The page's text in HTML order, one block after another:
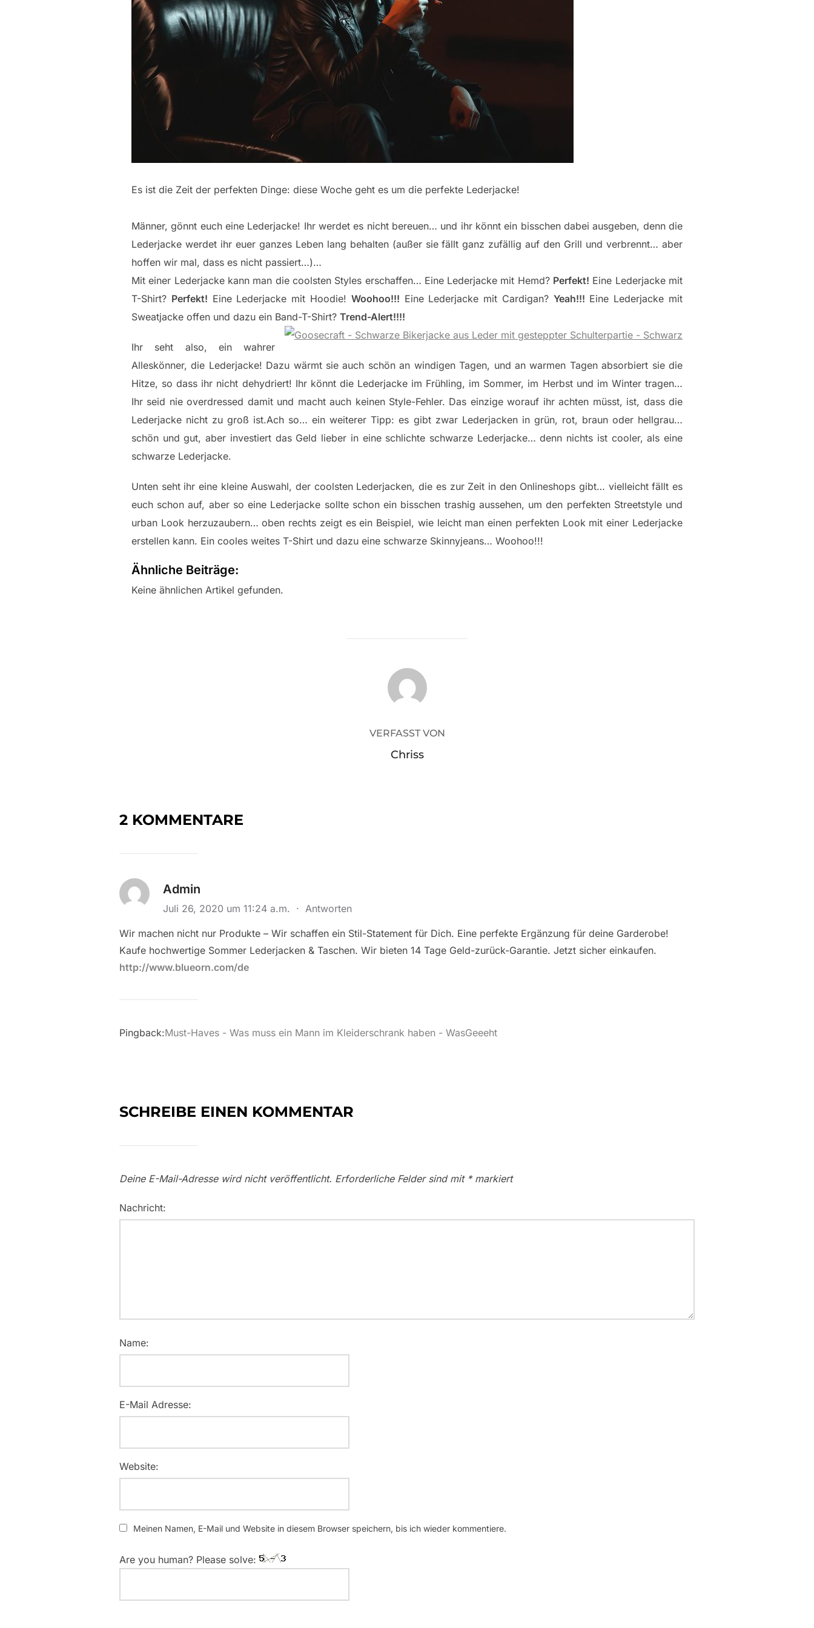
Es ist die Zeit der perfekten Dinge: diese Woche geht es um die perfekte Lederjacke!
Männer, gönnt euch eine Lederjacke! Ihr werdet es nicht bereuen… und ihr könnt ein bisschen dabei ausgeben, denn die
Lederjacke werdet ihr euer ganzes Leben lang behalten (außer sie fällt ganz zufällig auf den Grill und verbrennt… aber
hoffen wir mal, dass es nicht passiert…)…
Mit einer Lederjacke kann man die coolsten Styles erschaffen… Eine Lederjacke mit Hemd? Perfekt! Eine Lederjacke mit
T-Shirt? Perfekt! Eine Lederjacke mit Hoodie! Woohoo!!! Eine Lederjacke mit Cardigan? Yeah!!! Eine Lederjacke mit
Sweatjacke offen und dazu ein Band-T-Shirt? Trend-Alert!!!!
Ihr seht also, ein wahrer
Alleskönner, die Lederjacke! Dazu wärmt sie auch schön an windigen Tagen, und an warmen Tagen absorbiert sie die
Hitze, so dass ihr nicht dehydriert! Ihr könnt die Lederjacke im Frühling, im Sommer, im Herbst und im Winter tragen…
Ihr seid nie overdressed damit und macht auch keinen Style-Fehler. Das einzige worauf ihr achten müsst, ist, dass die
Lederjacke nicht zu groß ist.Ach so… ein weiterer Tipp: es gibt zwar Lederjacken in grün, rot, braun oder hellgrau…
schön und gut, aber investiert das Geld lieber in eine schlichte schwarze Lederjacke… denn nichts ist cooler, als eine
schwarze Lederjacke.
Unten seht ihr eine kleine Auswahl, der coolsten Lederjacken, die es zur Zeit in den Onlineshops gibt… vielleicht fällt es
euch schon auf, aber so eine Lederjacke sollte schon ein bisschen trashig aussehen, um den perfekten Streetstyle und
urban Look herzuzaubern… oben rechts zeigt es ein Beispiel, wie leicht man einen perfekten Look mit einer Lederjacke
erstellen kann. Ein cooles weites T-Shirt und dazu eine schwarze Skinnyjeans… Woohoo!!!
Ähnliche Beiträge:
Keine ähnlichen Artikel gefunden.
BEITRAGSAUTOR
VERFASST VON
Chriss
2 KOMMENTARE
Admin
Juli 26, 2020 um 11:24 a.m. · Antworten
Wir machen nicht nur Produkte – Wir schaffen ein Stil-Statement für Dich. Eine perfekte Ergänzung für deine Garderobe!
Kaufe hochwertige Sommer Lederjacken & Taschen. Wir bieten 14 Tage Geld-zurück-Garantie. Jetzt sicher einkaufen.
http://www.blueorn.com/de
Pingback:Must-Haves - Was muss ein Mann im Kleiderschrank haben - WasGeeeht
SCHREIBE EINEN KOMMENTAR
Deine E-Mail-Adresse wird nicht veröffentlicht. Erforderliche Felder sind mit *markiert
Nachricht:
Name:
E-Mail Adresse:
Website:
Meinen Namen, E-Mail und Website in diesem Browser speichern, bis ich wieder kommentiere.
Are you human? Please solve: